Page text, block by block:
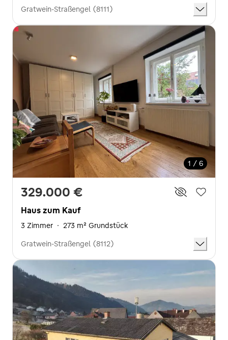
Gratwein-Straßengel (8111)
1 / 6
329.000 €
Haus zum Kauf
3 Zimmer · 273 m² Grundstück
Gratwein-Straßengel (8112)